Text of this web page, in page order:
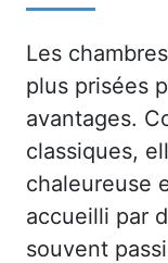
Les
plus prisées
avantages.
classiques,
chaleureuse
accueilli par
souvent